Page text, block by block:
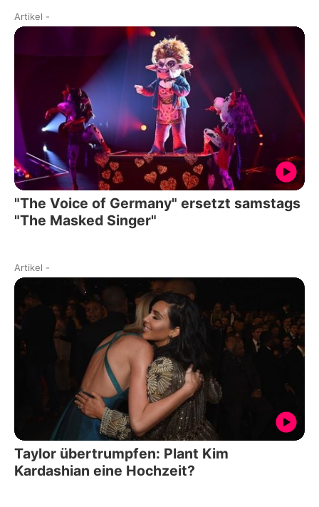
Artikel -
"The Voice of Germany" ersetzt samstags
"The Masked Singer"
Artikel -
Taylor übertrumpfen: Plant Kim
Kardashian eine Hochzeit?